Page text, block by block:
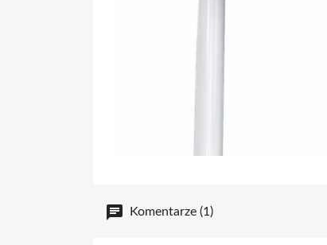
Komentarze (1)